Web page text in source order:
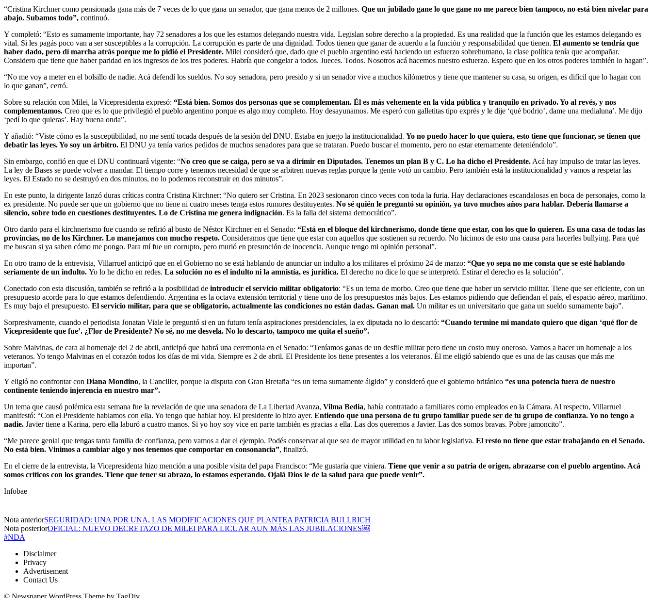
“Cristina Kirchner como pensionada gana más de 7 veces de lo que gana un senador, que gana menos de 2 millones. Que un jubilado gane lo que gane no me parece bien tampoco, no está bien nivelar para
abajo. Subamos todo”, continuó.
Y completó: “Esto es sumamente importante, hay 72 senadores a los que les estamos delegando nuestra vida. Legislan sobre derecho a la propiedad. Es una realidad que la función que les estamos delegando es
vital. Si les pagás poco van a ser susceptibles a la corrupción. La corrupción es parte de una dignidad. Todos tienen que ganar de acuerdo a la función y responsabilidad que tienen. El aumento se tendría que
haber dado, pero dí marcha atrás porque me lo pidió el Presidente. Milei consideró que, dado que el pueblo argentino está haciendo un esfuerzo sobrehumano, la clase política tenía que acompañar.
Considero que tiene que haber paridad en los ingresos de los tres poderes. Habría que congelar a todos. Jueces. Todos. Nosotros acá hacemos nuestro esfuerzo. Espero que en los otros poderes también lo hagan”.
“No me voy a meter en el bolsillo de nadie. Acá defendí los sueldos. No soy senadora, pero presido y si un senador vive a muchos kilómetros y tiene que mantener su casa, su orígen, es difícil que lo hagan con
lo que ganan”, cerró.
Sobre su relación con Milei, la Vicepresidenta expresó: “Está bien. Somos dos personas que se complementan. Él es más vehemente en la vida pública y tranquilo en privado. Yo al revés, y nos
complementamos. Creo que es lo que privilegió el pueblo argentino porque es algo muy completo. Hoy desayunamos. Me esperó con galletitas tipo exprés y le dije ‘qué bodrio’, dame una medialuna’. Me dijo
‘pedí lo que quieras’. Hay buena onda”.
Y añadió: “Viste cómo es la susceptibilidad, no me sentí tocada después de la sesión del DNU. Estaba en juego la institucionalidad. Yo no puedo hacer lo que quiera, esto tiene que funcionar, se tienen que
debatir las leyes. Yo soy un árbitro. El DNU ya tenía varios pedidos de muchos senadores para que se trataran. Puedo buscar el momento, pero no estar eternamente deteniéndolo”.
Sin embargo, confió en que el DNU continuará vigente: “No creo que se caiga, pero se va a dirimir en Diputados. Tenemos un plan B y C. Lo ha dicho el Presidente. Acá hay impulso de tratar las leyes.
La ley de Bases se puede volver a mandar. El tiempo corre y tenemos necesidad de que se arbitren nuevas reglas porque la gente votó un cambio. Pero también está la institucionalidad y vamos a respetar las
leyes. El Estado no se destruyó en dos minutos, no lo podemos reconstruir en dos minutos”.
En este punto, la dirigente lanzó duras críticas contra Cristina Kirchner: “No quiero ser Cristina. En 2023 sesionaron cinco veces con toda la furia. Hay declaraciones escandalosas en boca de personajes, como la
ex presidente. No puede ser que un gobierno que no tiene ni cuatro meses tenga estos rumores destituyentes. No sé quién le preguntó su opinión, ya tuvo muchos años para hablar. Debería llamarse a
silencio, sobre todo en cuestiones destituyentes. Lo de Cristina me genera indignación. Es la falla del sistema democrático”.
Otro dardo para el kirchnerismo fue cuando se refirió al busto de Néstor Kirchner en el Senado: “Está en el bloque del kirchnerismo, donde tiene que estar, con los que lo quieren. Es una casa de todas las
provincias, no de los Kirchner. Lo manejamos con mucho respeto. Consideramos que tiene que estar con aquellos que sostienen su recuerdo. No hicimos de esto una causa para hacerles bullying. Para qué
me buscan si ya saben cómo me pongo. Para mí fue un corrupto, pero murió en presunción de inocencia. Aunque tengo mi opinión personal”.
En otro tramo de la entrevista, Villarruel anticipó que en el Gobierno no se está hablando de anunciar un indulto a los militares el próximo 24 de marzo: “Que yo sepa no me consta que se esté hablando
seriamente de un indulto. Yo lo he dicho en redes. La solución no es el indulto ni la amnistía, es jurídica. El derecho no dice lo que se interpretó. Estirar el derecho es la solución”.
Conectado con esta discusión, también se refirió a la posibilidad de introducir el servicio militar obligatorio: “Es un tema de morbo. Creo que tiene que haber un servicio militar. Tiene que ser eficiente, con un
presupuesto acorde para lo que estamos defendiendo. Argentina es la octava extensión territorial y tiene uno de los presupuestos más bajos. Les estamos pidiendo que defiendan el país, el espacio aéreo, marítimo.
Es muy bajo el presupuesto. El servicio militar, para que se obligatorio, actualmente las condiciones no están dadas. Ganan mal. Un militar es un universitario que gana un sueldo sumamente bajo”.
Sorpresivamente, cuando el periodista Jonatan Viale le preguntó si en un futuro tenía aspiraciones presidenciales, la ex diputada no lo descartó: “Cuando termine mi mandato quiero que digan ‘qué flor de
Vicepresidente que fue’. ¿Flor de Presidente? No sé, no me desvela. No lo descarto, tampoco me quita el sueño”.
Sobre Malvinas, de cara al homenaje del 2 de abril, anticipó que habrá una ceremonia en el Senado: “Teníamos ganas de un desfile militar pero tiene un costo muy oneroso. Vamos a hacer un homenaje a los
veteranos. Yo tengo Malvinas en el corazón todos los días de mi vida. Siempre es 2 de abril. El Presidente los tiene presentes a los veteranos. Él me eligió sabiendo que es una de las causas que más me
importan”.
Y eligió no confrontar con Diana Mondino, la Canciller, porque la disputa con Gran Bretaña “es un tema sumamente álgido” y consideró que el gobierno británico “es una potencia fuera de nuestro
continente teniendo injerencia en nuestro mar”.
Un tema que causó polémica esta semana fue la revelación de que una senadora de La Libertad Avanza, Vilma Bedia, había contratado a familiares como empleados en la Cámara. Al respecto, Villarruel
manifestó: “Con el Presidente hablamos con ella. Yo tengo que hablar hoy. El presidente lo hizo ayer. Entiendo que una persona de tu grupo familiar puede ser de tu grupo de confianza. Yo no tengo a
nadie. Javier tiene a Karina, pero ella laburó a cuatro manos. Si yo hoy soy vice en parte también es gracias a ella. Las dos queremos a Javier. Las dos somos bravas. Pobre jamoncito”.
“Me parece genial que tengas tanta familia de confianza, pero vamos a dar el ejemplo. Podés conservar al que sea de mayor utilidad en tu labor legislativa. El resto no tiene que estar trabajando en el Senado.
No está bien. Vinimos a cambiar algo y nos tenemos que comportar en consonancia”, finalizó.
En el cierre de la entrevista, la Vicepresidenta hizo mención a una posible visita del papa Francisco: “Me gustaría que viniera. Tiene que venir a su patria de origen, abrazarse con el pueblo argentino. Acá
somos críticos con los grandes. Tiene que tener su abrazo, lo estamos esperando. Ojalá Dios le de la salud para que puede venir”.
Infobae
Nota anteriorSEGURIDAD: UNA POR UNA, LAS MODIFICACIONES QUE PLANTEA PATRICIA BULLRICH
Nota posteriorOFICIAL: NUEVO DECRETAZO DE MILEI PARA LICUAR AUN MÁS LAS JUBILACIONES￼
#NDA
Disclaimer
Privacy
Advertisement
Contact Us
© Newspaper WordPress Theme by TagDiv